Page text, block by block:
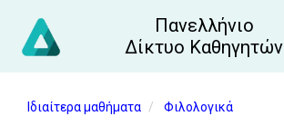
Πανελλήνιο
Δίκτυο Καθηγητών
Ιδιαίτερα μαθήματα
Φιλολογικά